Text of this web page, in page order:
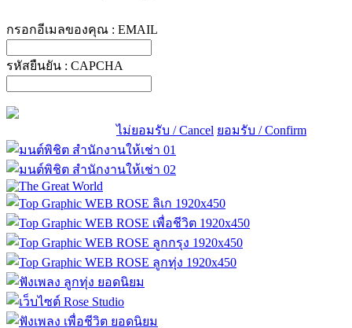
กรอกอีเมลของคุณ : EMAIL
รหัสยืนยัน : CAPCHA
ไม่ยอมรับ / Cancel ยอมรับ / Confirm